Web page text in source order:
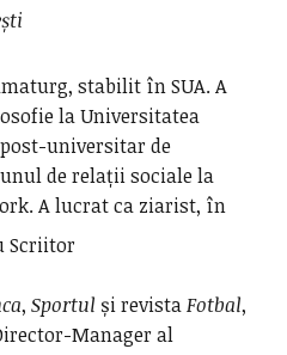
stabilit în SUA. A
la Universitatea
universitar de
de relații sociale la
A lucrat ca ziarist, în
, Sportul și revistaFotbal,
Manager al